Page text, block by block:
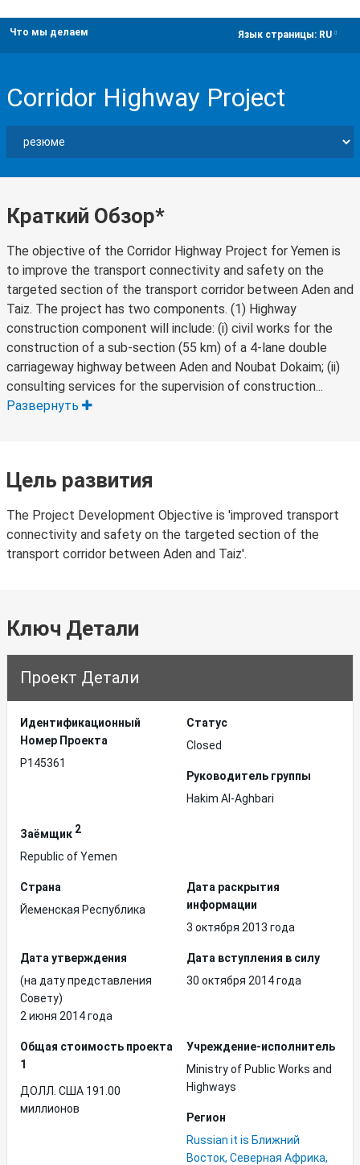
Что мы делаем Язык страницы: RU
Corridor Highway Project
Краткий Обзор*
The objective of the Corridor Highway Project for Yemen is
to improve the transport connectivity and safety on the
targeted section of the transport corridor between Aden and
Taiz. The project has two components. (1) Highway
construction component will include: (i) civil works for the
construction of a sub-section (55 km) of a 4-lane double
carriageway highway between Aden and Noubat Dokaim; (ii)
consulting services for the supervision of construction...
Развернуть
Цель развития
The Project Development Objective is 'improved transport
connectivity and safety on the targeted section of the
transport corridor between Aden and Taiz'.
Ключ Детали
Проект Детали
Идентификационный
Hомер Проекта
P145361
Статус
Closed
Руководитель группы
Hakim Al-Aghbari
Заёмщик 2
Republic of Yemen
Страна
Йеменская Республика
Дата раскрытия
информации
3 октября 2013 года
Дата утверждения
(на дату представления
Совету)
2 июня 2014 года
Дата вступления в силу
30 октября 2014 года
Общая стоимость проекта
1
ДОЛЛ. США 191.00
миллионов
Учреждение-исполнитель
Ministry of Public Works and
Highways
Регион
Russian it is Ближний
Восток, Северная Африка,